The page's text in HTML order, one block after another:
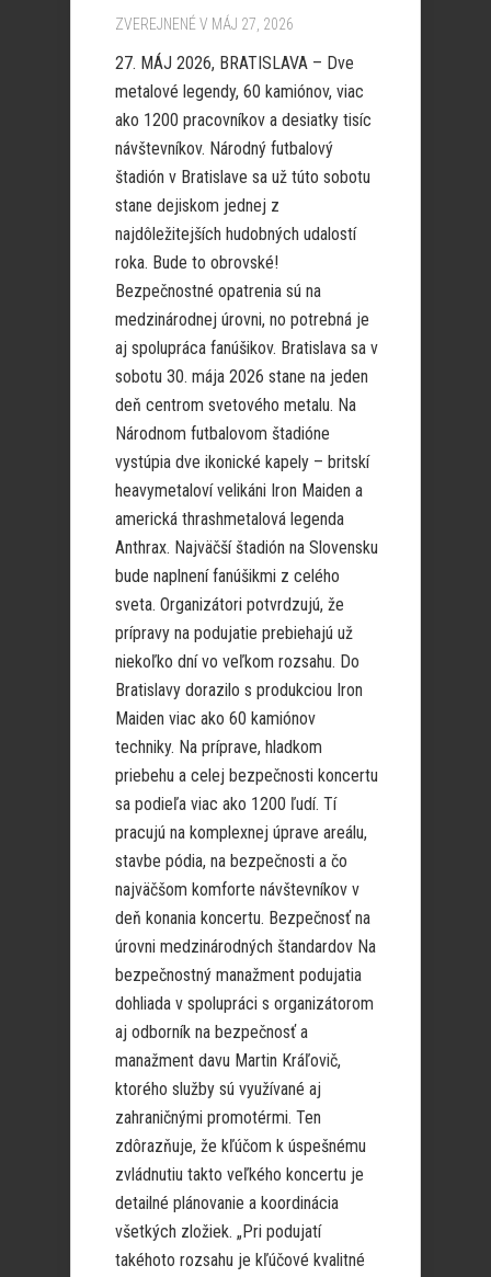
ZVEREJNENÉ V MÁJ 27, 2026
27. MÁJ 2026, BRATISLAVA – Dve
metalové legendy, 60 kamiónov, viac
ako 1200 pracovníkov a desiatky tisíc
návštevníkov. Národný futbalový
štadión v Bratislave sa už túto sobotu
stane dejiskom jednej z
najdôležitejších hudobných udalostí
roka. Bude to obrovské!
Bezpečnostné opatrenia sú na
medzinárodnej úrovni, no potrebná je
aj spolupráca fanúšikov. Bratislava sa v
sobotu 30. mája 2026 stane na jeden
deň centrom svetového metalu. Na
Národnom futbalovom štadióne
vystúpia dve ikonické kapely – britskí
heavymetaloví velikáni Iron Maiden a
americká thrashmetalová legenda
Anthrax. Najväčší štadión na Slovensku
bude naplnení fanúšikmi z celého
sveta. Organizátori potvrdzujú, že
prípravy na podujatie prebiehajú už
niekoľko dní vo veľkom rozsahu. Do
Bratislavy dorazilo s produkciou Iron
Maiden viac ako 60 kamiónov
techniky. Na príprave, hladkom
priebehu a celej bezpečnosti koncertu
sa podieľa viac ako 1200 ľudí. Tí
pracujú na komplexnej úprave areálu,
stavbe pódia, na bezpečnosti a čo
najväčšom komforte návštevníkov v
deň konania koncertu. Bezpečnosť na
úrovni medzinárodných štandardov Na
bezpečnostný manažment podujatia
dohliada v spolupráci s organizátorom
aj odborník na bezpečnosť a
manažment davu Martin Kráľovič,
ktorého služby sú využívané aj
zahraničnými promotérmi. Ten
zdôrazňuje, že kľúčom k úspešnému
zvládnutiu takto veľkého koncertu je
detailné plánovanie a koordinácia
všetkých zložiek. „Pri podujatí
takéhoto rozsahu je kľúčové kvalitné